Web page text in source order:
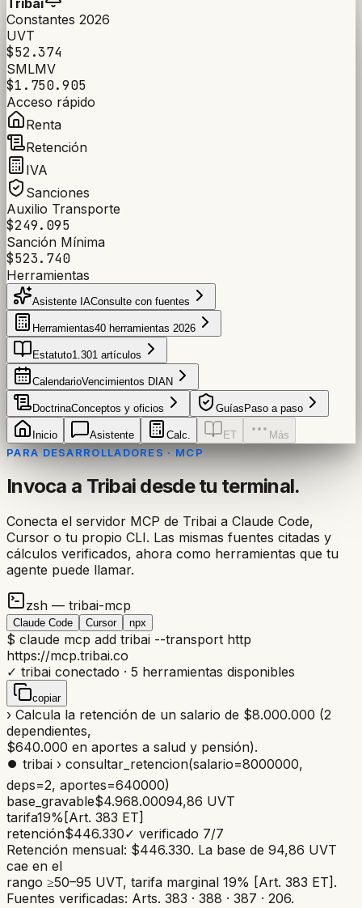
Tribai
Constantes 2026
UVT
$52.374
SMLMV
$1.750.905
Acceso rápido
Renta
Retención
IVA
Sanciones
Auxilio Transporte
$249.095
Sanción Mínima
$523.740
Herramientas
Asistente IAConsulte con fuentes
Herramientas40 herramientas 2026
Estatuto1.301 artículos
CalendarioVencimientos DIAN
DoctrinaConceptos y oficios Guías Paso a paso
Inicio Asistente Calc. ET Más
PARA DESARROLLADORES · MCP
Invoca a Tribai desde tu terminal.
Conecta el servidor MCP de Tribai a Claude Code,
Cursor o tu propio CLI. Las mismas fuentes citadas y
cálculos verificados, ahora como herramientas que tu
agente puede llamar.
zsh — tribai-mcp
Claude Code Cursor npx
$ claude mcp add tribai --transport http
https://mcp.tribai.co
✓ tribai conectado · 5 herramientas disponibles
copiar
› Calcula la retención de un salario de $8.000.000 (2
dependientes,
$640.000 en aportes a salud y pensión).
⏺ tribai › consultar_retencion(salario=8000000,
deps=2, aportes=640000)
base_gravable$4.968.00094,86 UVT
tarifa19% [Art. 383 ET]
retención$446.330✓ verificado 7/7
Retención mensual: $446.330. La base de 94,86 UVT
cae en el
rango ≥50–95 UVT, tarifa marginal 19% [Art. 383 ET] .
Fuentes verificadas: Arts. 383 · 388 · 387 · 206.